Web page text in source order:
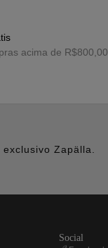
acima de R$800,00
Zapälla.
social